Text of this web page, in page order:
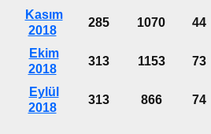
Kasım
2018
285 1070 44
Ekim
2018
313 1153 73
Eylül
2018
313 866 74